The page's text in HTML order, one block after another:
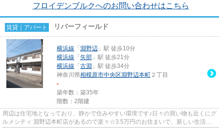
フロイデンブルクへのお問い合わせはこちら
賃貸｜アパート リバーフィールド
横浜線 「 淵野辺 」駅 徒歩10分
横浜線 「 矢部 」駅 徒歩21分
横浜線 「 古淵 」駅 徒歩34分
神奈川県相模原市中央区淵野辺本町 ２丁目
-
築年数：築35年
階数：2階建
周辺は住宅地となっており、静かで住みやすい環境です♪日々の買い物も近くにグ
ルメシティ 淵野辺本町店があるので楽々☆3.5万円のお住まいで、新しい生活を